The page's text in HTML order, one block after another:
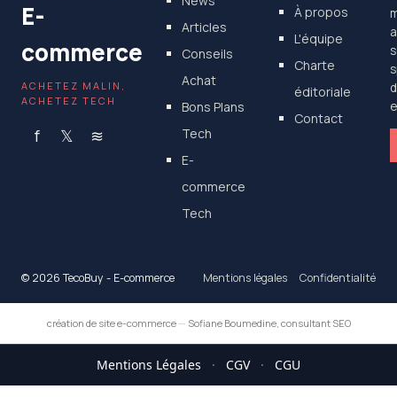
E-
commerce
ACHETEZ MALIN,
ACHETEZ TECH
f 𝕏 ≋
Articles
Conseils
Achat
Bons Plans
Tech
E-
commerce
Tech
À propos
L'équipe
Charte
éditoriale
Contact
© 2026 TecoBuy - E-commerce Mentions légales Confidentialité
création de site e-commerce— Sofiane Boumedine, consultant SEO
Mentions Légales · CGV · CGU